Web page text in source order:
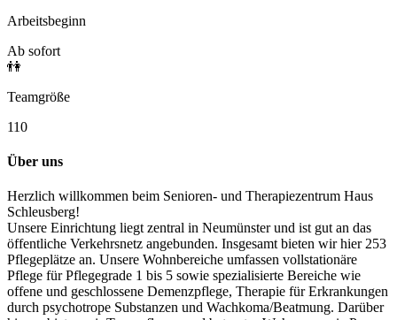
Arbeitsbeginn
Ab sofort
👫
Teamgröße
110
Über uns
Herzlich willkommen beim Senioren- und Therapiezentrum Haus
Schleusberg!
Unsere Einrichtung liegt zentral in Neumünster und ist gut an das
öffentliche Verkehrsnetz angebunden. Insgesamt bieten wir hier 253
Pflegeplätze an. Unsere Wohnbereiche umfassen vollstationäre
Pflege für Pflegegrade 1 bis 5 sowie spezialisierte Bereiche wie
offene und geschlossene Demenzpflege, Therapie für Erkrankungen
durch psychotrope Substanzen und Wachkoma/Beatmung. Darüber